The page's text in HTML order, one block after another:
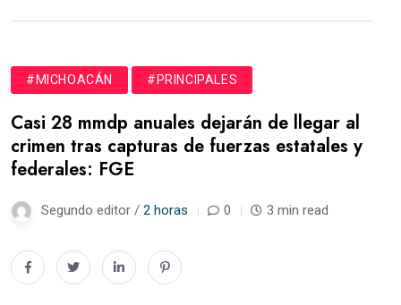
#MICHOACÁN #PRINCIPALES
Casi 28 mmdp anuales dejarán de llegar al
crimen tras capturas de fuerzas estatales y
federales: FGE
Segundo editor / 2 horas 0 3 min read